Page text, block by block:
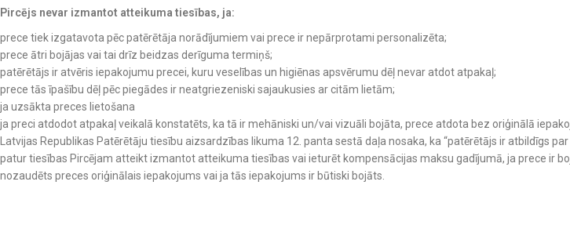
Pircējs nevar izmantot atteikuma tiesības, ja:
prece tiek izgatavota pēc patērētāja norādījumiem vai prece ir nepārprotami personalizēta;
prece ātri bojājas vai tai drīz beidzas derīguma termiņš;
patērētājs ir atvēris iepakojumu precei, kuru veselības un higiēnas apsvērumu dēļ nevar atdot atpakaļ;
prece tās īpašību dēļ pēc piegādes ir neatgriezeniski sajaukusies ar citām lietām;
ja uzsākta preces lietošana
ja preci atdodot atpakaļ veikalā konstatēts, ka tā ir mehāniski un/vai vizuāli bojāta, prece atdota bez oriģinālā
Latvijas Republikas Patērētāju tiesību aizsardzības likuma 12. panta sestā daļa nosaka, ka “patērētājs ir atbildīgs
patur tiesības Pircējam atteikt izmantot atteikuma tiesības vai ieturēt kompensācijas maksu gadījumā, ja prece ir
nozaudēts preces oriģinālais iepakojums vai ja tās iepakojums ir būtiski bojāts.